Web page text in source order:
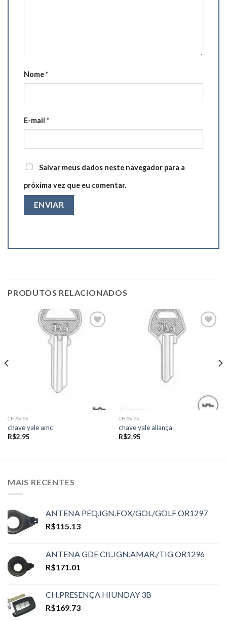
Nome*
E-mail *
Salvar meus dados neste navegador para a
próxima vez que eu comentar.
PRODUTOS RELACIONADOS
CHAVES
chave yale amc
R$2.95
CHAVES
chave yale aliança
R$2.95
MAIS RECENTES
ANTENA PEQ.IGN.FOX/GOL/GOLF OR1297
R$115.13
ANTENA GDE CIL.IGN.AMAR./TIG OR1296
R$171.01
CH.PRESENÇA HIUNDAY 3B
R$169.73